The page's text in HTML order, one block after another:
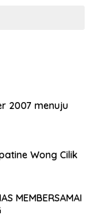
2007 menuju
Wong Cilik
MEMBERSAMAI